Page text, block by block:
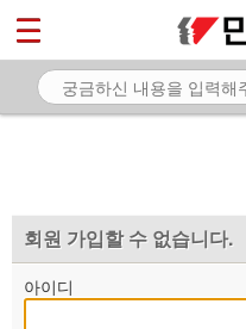
회원 가입할 수 없습니다.
아이디
마이페이지
소개
자료
부설기관